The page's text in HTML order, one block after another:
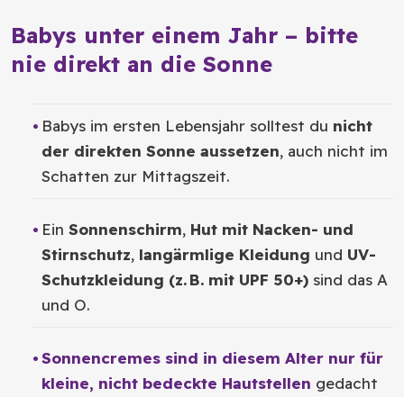
Babys unter einem Jahr – bitte
nie direkt an die Sonne
Babys im ersten Lebensjahr solltest du nicht
der direkten Sonne aussetzen, auch nicht im
Schatten zur Mittagszeit.
Ein Sonnenschirm, Hut mit Nacken- und
Stirnschutz, langärmlige Kleidung und UV-
Schutzkleidung (z.B. mit UPF 50+)sind das A
und O.
Sonnencremes sind in diesem Alter nur für
kleine, nicht bedeckte Hautstellen gedacht